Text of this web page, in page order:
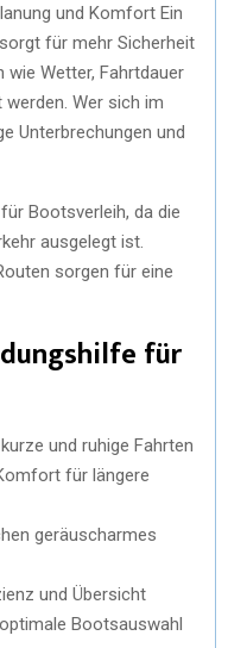
und Komfort Ein
für mehr Sicherheit
Wetter, Fahrtdauer
Wer sich im
Unterbrechungen und
Bootsverleih, da die
ausgelegt ist.
sorgen für eine
für
und ruhige Fahrten
für längere
geräuscharmes
und Übersicht
Bootsauswahl